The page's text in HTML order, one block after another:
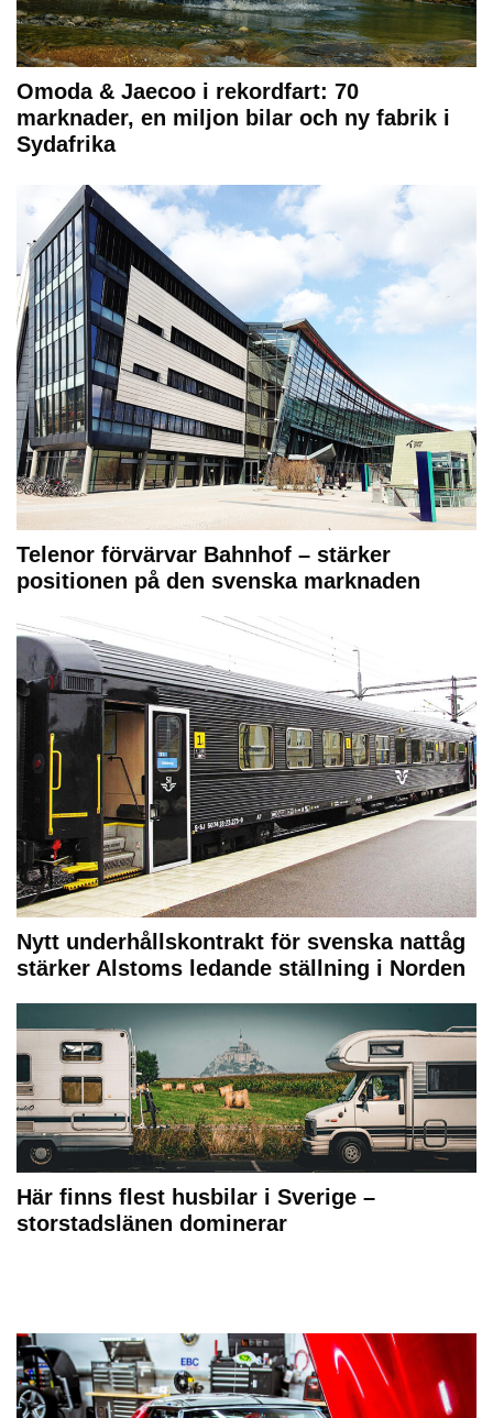
Omoda & Jaecoo i rekordfart: 70
marknader, en miljon bilar och ny fabrik i
Sydafrika
Telenor förvärvar Bahnhof – stärker
positionen på den svenska marknaden
Nytt underhållskontrakt för svenska nattåg
stärker Alstoms ledande ställning i Norden
Här finns flest husbilar i Sverige –
storstadslänen dominerar